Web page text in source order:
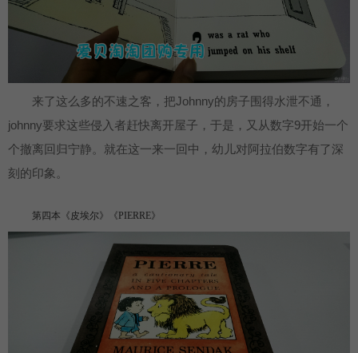
来了这么多的不速之客，把Johnny的房子围得水泄不通，
johnny要求这些侵入者赶快离开屋子，于是，又从数字9开始一个
个撤离回归宁静。就在这一来一回中，幼儿对阿拉伯数字有了深
刻的印象。
第四本《皮埃尔》《PIERRE》